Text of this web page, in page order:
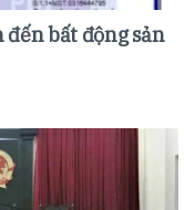
bất động sản